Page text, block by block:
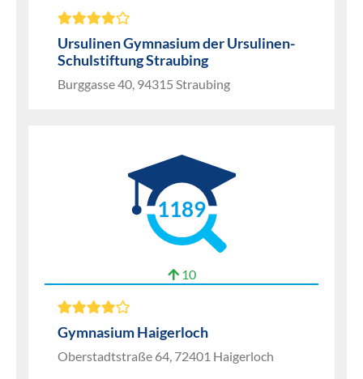
Ursulinen Gymnasium der Ursulinen-
Schulstiftung Straubing
Burggasse 40, 94315 Straubing
1189
10
Gymnasium Haigerloch
Oberstadtstraße 64, 72401 Haigerloch